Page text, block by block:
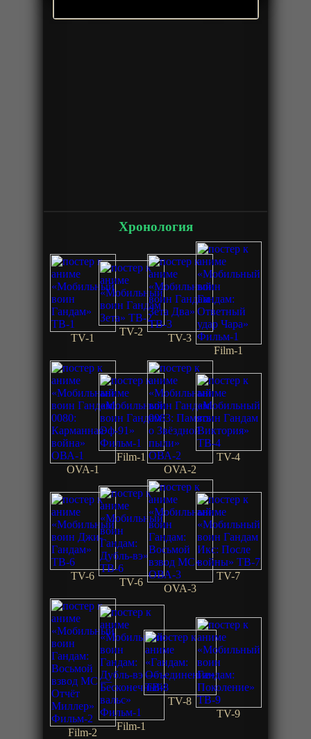
Хронология
TV-1
TV-2
TV-3
Film-1
OVA-1
Film-1
OVA-2
TV-4
TV-6
TV-6
OVA-3
TV-7
Film-2
Film-1
TV-8
TV-9